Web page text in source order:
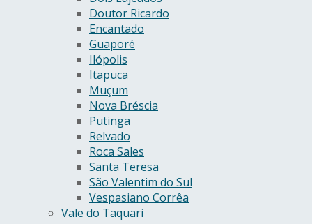
Doutor Ricardo
Encantado
Guaporé
Ilópolis
Itapuca
Muçum
Nova Bréscia
Putinga
Relvado
Roca Sales
Santa Teresa
São Valentim do Sul
Vespasiano Corrêa
Vale do Taquari